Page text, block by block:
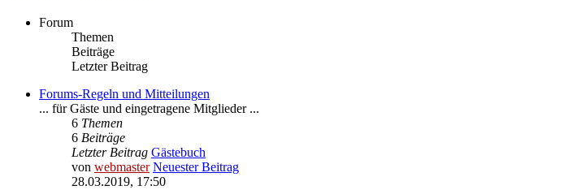
Forum
Themen
Beiträge
Letzter Beitrag
Forums-Regeln und Mitteilungen
... für Gäste und eingetragene Mitglieder ...
6 Themen
6 Beiträge
Letzter Beitrag Gästebuch
von webmaster Neuester Beitrag
28.03.2019, 17:50